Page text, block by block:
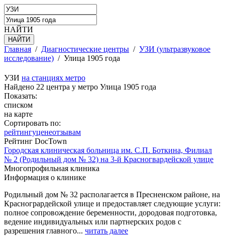
НАЙТИ
Главная / Диагностические центры / УЗИ (ультразвуковое
исследование) / Улица 1905 года
УЗИ на станциях метро
Найдено 22 центра у метро Улица 1905 года
Показать:
списком
на карте
Сортировать по:
рейтингуценеотзывам
Рейтинг DocTown
Городская клиническая больница им. С.П. Боткина, Филиал
№ 2 (Родильный дом № 32) на 3-й Красногвардейской улице
Многопрофильная клиника
Информация о клинике
Родильный дом № 32 располагается в Пресненском районе, на
Красногрардейской улице и предоставляет следующие услуги:
полное сопровождение беременности, дородовая подготовка,
ведение индивидуальных или партнерских родов с
разрешения главного... читать далее